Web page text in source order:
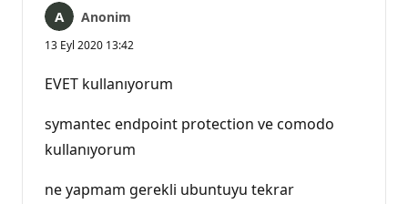
Anonim
13 Eyl 2020 13:42
EVET kullanıyorum
symantec endpoint protection ve comodo
kullanıyorum
ne yapmam gerekli ubuntuyu tekrar